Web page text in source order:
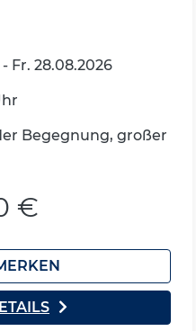
- Fr. 28.08.2026
Begegnung, großer
€